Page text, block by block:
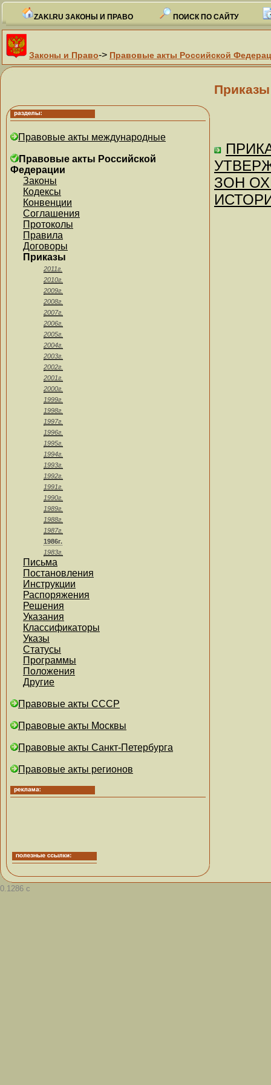
ZAKI.RU ЗАКОНЫ И ПРАВО ПОИСК ПО САЙТУ
Законы и Право-> Правовые акты Российской
Правовые акты международные
Правовые акты Российской
Федерации
Законы
Кодексы
Конвенции
Соглашения
Протоколы
Правила
Договоры
Приказы
2011г.
2010г.
2009г.
2008г.
2007г.
2006г.
2005г.
2004г.
2003г.
2002г.
2001г.
2000г.
1999г.
1998г.
1997г.
1996г.
1995г.
1994г.
1993г.
1992г.
1991г.
1990г.
1989г.
1988г.
1987г.
1986г.
1983г.
Письма
Постановления
Инструкции
Распоряжения
Решения
Указания
Классификаторы
Указы
Статусы
Программы
Положения
Другие
Правовые акты СССР
Правовые акты Москвы
Правовые акты Санкт-Петербурга
Правовые акты регионов
ЗОН
0.1286 с